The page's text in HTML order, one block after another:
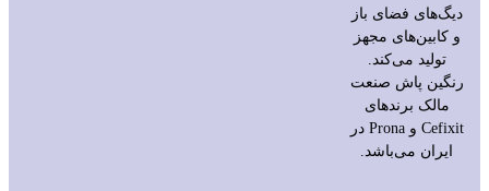
دیگ‌های فضای باز
و کابین‌های مجهز
تولید می‌کند.
رنگین پاش صنعت
مالک برندهای
Cefixit و Prona در
ایران می‌باشد.